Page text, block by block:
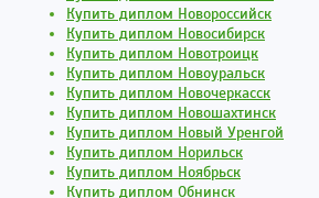
Купить диплом Новороссийск
Купить диплом Новосибирск
Купить диплом Новотроицк
Купить диплом Новоуральск
Купить диплом Новочеркасск
Купить диплом Новошахтинск
Купить диплом Новый Уренгой
Купить диплом Норильск
Купить диплом Ноябрьск
Купить диплом Обнинск